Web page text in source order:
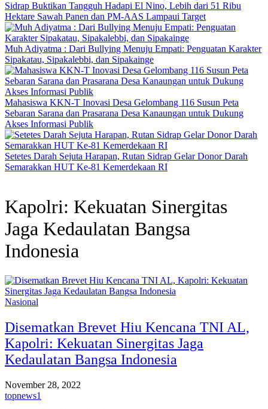
Sidrap Buktikan Tangguh Hadapi El Nino, Lebih dari 51 Ribu
Hektare Sawah Panen dan PM-AAS Lampaui Target
Muh Adiyatma : Dari Bullying Menuju Empati: Penguatan Karakter
Sipakatau, Sipakalebbi, dan Sipakainge
Mahasiswa KKN-T Inovasi Desa Gelombang 116 Susun Peta
Sebaran Sarana dan Prasarana Desa Kanaungan untuk Dukung
Akses Informasi Publik
Setetes Darah Sejuta Harapan, Rutan Sidrap Gelar Donor Darah
Semarakkan HUT Ke-81 Kemerdekaan RI
Kapolri: Kekuatan Sinergitas
Jaga Kedaulatan Bangsa
Indonesia
Nasional
Disematkan Brevet Hiu Kencana TNI AL,
Kapolri: Kekuatan Sinergitas Jaga
Kedaulatan Bangsa Indonesia
November 28, 2022
topnews1